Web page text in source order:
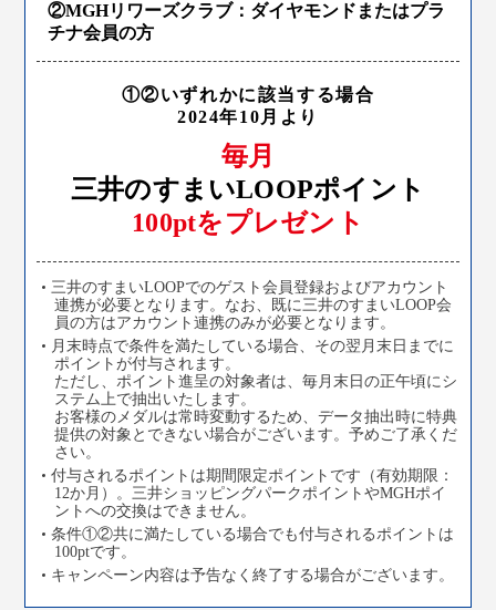
②MGHリワーズクラブ：ダイヤモンドまたはプラ
チナ会員の方
①②いずれかに該当する場合
2024年10月より
毎月
三井のすまいLOOPポイント
100ptをプレゼント
三井のすまいLOOPでのゲスト会員登録およびアカウント
連携が必要となります。なお、既に三井のすまいLOOP会
員の方はアカウント連携のみが必要となります。
月末時点で条件を満たしている場合、その翌月末日までに
ポイントが付与されます。
ただし、ポイント進呈の対象者は、毎月末日の正午頃にシ
ステム上で抽出いたします。
お客様のメダルは常時変動するため、データ抽出時に特典
提供の対象とできない場合がございます。予めご了承くだ
さい。
付与されるポイントは期間限定ポイントです（有効期限：
12か月）。三井ショッピングパークポイントやMGHポイ
ントへの交換はできません。
条件①②共に満たしている場合でも付与されるポイントは
100ptです。
キャンペーン内容は予告なく終了する場合がございます。